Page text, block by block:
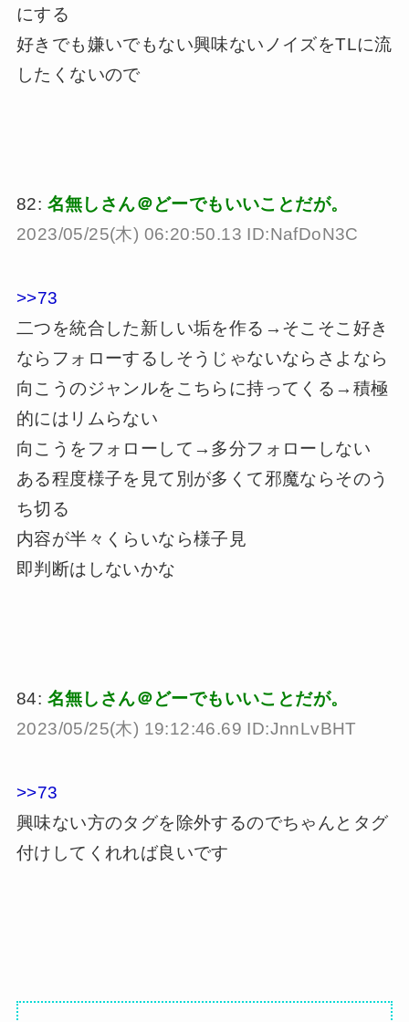
にする
好きでも嫌いでもない興味ないノイズをTLに流
したくないので
82: 名無しさん＠どーでもいいことだが。
2023/05/25(木) 06:20:50.13 ID:NafDoN3C
>>73
二つを統合した新しい垢を作る→そこそこ好き
ならフォローするしそうじゃないならさよなら
向こうのジャンルをこちらに持ってくる→積極
的にはリムらない
向こうをフォローして→多分フォローしない
ある程度様子を見て別が多くて邪魔ならそのう
ち切る
内容が半々くらいなら様子見
即判断はしないかな
84: 名無しさん＠どーでもいいことだが。
2023/05/25(木) 19:12:46.69 ID:JnnLvBHT
>>73
興味ない方のタグを除外するのでちゃんとタグ
付けしてくれれば良いです